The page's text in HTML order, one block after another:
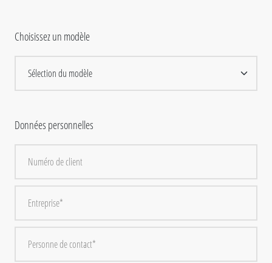
Choisissez un modèle
Données personnelles